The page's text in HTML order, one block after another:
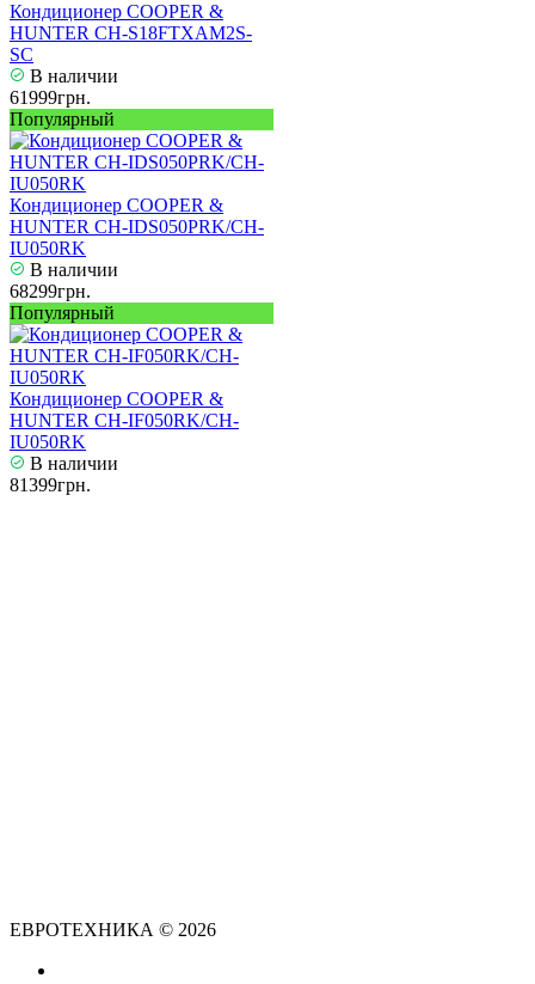
Кондиционер COOPER &
HUNTER CH-S18FTXAM2S-
SC
В наличии
61999грн.
Популярный
Кондиционер COOPER &
HUNTER CH-IDS050PRK/CH-
IU050RK
В наличии
68299грн.
Популярный
Кондиционер COOPER &
HUNTER CH-IF050RK/CH-
IU050RK
В наличии
81399грн.
ЕВРОТЕХНИКА © 2026